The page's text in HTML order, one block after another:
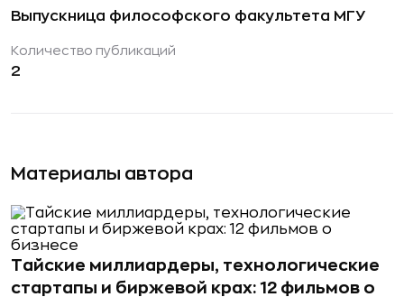
Материалы автора
Тайские миллиардеры, технологические
стартапы и биржевой крах: 12 фильмов о
Выпускница философского факультета МГУ
Количество публикаций
2